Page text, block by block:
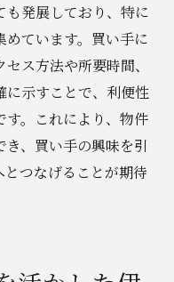
も発展しており、特に
ています。買い手に
ス方法や所要時間、
に示すことで、利便性
す。これにより、物件
、買い手の興味を引
つなげることが期待